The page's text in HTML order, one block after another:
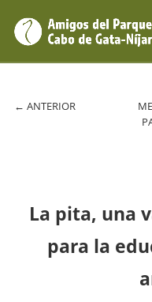
← ANTERIOR
La pita, una
para la